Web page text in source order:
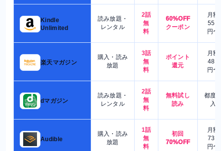
Kindle
Unlimited
読み放題・
レンタル
2話
無
料
60%OFF
クーポン
月額
550
円〜
楽天マガジン
購入・読み
放題
3話
無
料
ポイント
還元
月額
480
円〜
dマガジン
読み放題・
レンタル
2話
無
料
無料試し
読み
都度
入
Audible
購入・読み
放題
1話
無
料
初回
70%OFF
月額
730
円〜